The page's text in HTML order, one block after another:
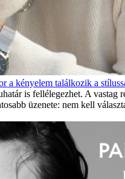
a kényelem találkozik a
is fellélegezhet. A vastag
üzenete: nem kell